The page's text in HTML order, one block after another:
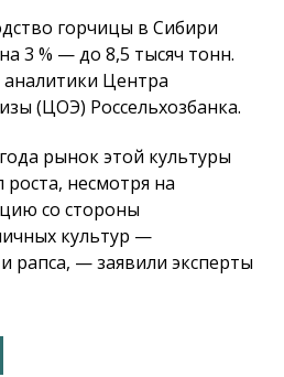
горчицы в Сибири
3 % — до 8,5 тысяч тонн.
Центра
(ЦОЭ) Россельхозбанка.
рынок этой культуры
несмотря на
со стороны
культур —
рапса, — заявили эксперты